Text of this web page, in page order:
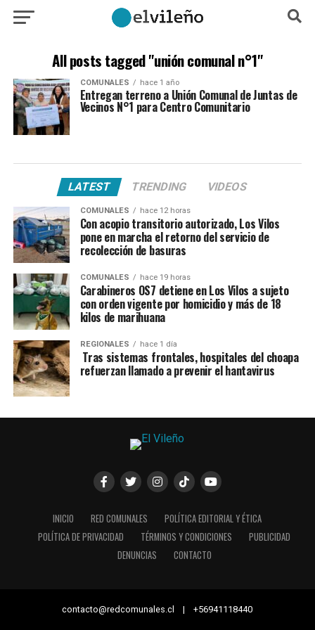
All posts tagged "unión comunal n°1"
COMUNALES hace 1 año
Entregan terreno a Unión Comunal de Juntas de
Vecinos N°1 para Centro Comunitario
LATEST TRENDING VIDEOS
COMUNALES hace 12 horas
Con acopio transitorio autorizado, Los Vilos
pone en marcha el retorno del servicio de
recolección de basuras
COMUNALES hace 19 horas
Carabineros OS7 detiene en Los Vilos a sujeto
con orden vigente por homicidio y más de 18
kilos de marihuana
REGIONALES hace 1 día
Tras sistemas frontales, hospitales del choapa
refuerzan llamado a prevenir el hantavirus
INICIO RED COMUNALES
POLÍTICA EDITORIAL Y ÉTICA
POLÍTICA DE PRIVACIDAD
TÉRMINOS Y CONDICIONES
PUBLICIDAD
DENUNCIAS
CONTACTO
contacto@redcomunales.cl | +56941118440